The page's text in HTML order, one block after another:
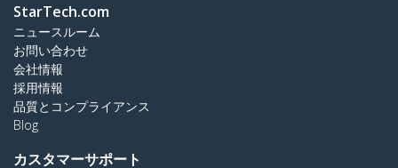
StarTech.com
ニュースルーム
お問い合わせ
会社情報
採用情報
品質とコンプライアンス
Blog
カスタマーサポート